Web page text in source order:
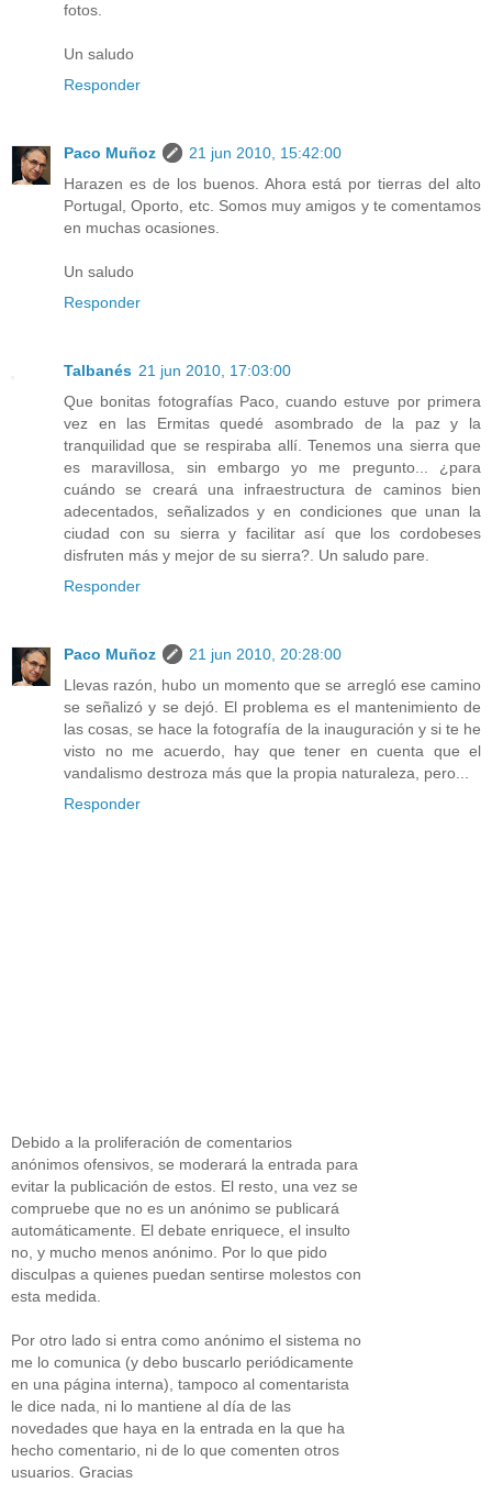
fotos.
Un saludo
Responder
Paco Muñoz
21 jun 2010, 15:42:00
Harazen es de los buenos. Ahora está por tierras del alto
Portugal, Oporto, etc. Somos muy amigos y te comentamos
en muchas ocasiones.
Un saludo
Responder
Talbanés 21 jun 2010, 17:03:00
Que bonitas fotografías Paco, cuando estuve por primera
vez en las Ermitas quedé asombrado de la paz y la
tranquilidad que se respiraba allí. Tenemos una sierra que
es maravillosa, sin embargo yo me pregunto... ¿para
cuándo se creará una infraestructura de caminos bien
adecentados, señalizados y en condiciones que unan la
ciudad con su sierra y facilitar así que los cordobeses
disfruten más y mejor de su sierra?. Un saludo pare.
Responder
Paco Muñoz
21 jun 2010, 20:28:00
Llevas razón, hubo un momento que se arregló ese camino
se señalizó y se dejó. El problema es el mantenimiento de
las cosas, se hace la fotografía de la inauguración y si te he
visto no me acuerdo, hay que tener en cuenta que el
vandalismo destroza más que la propia naturaleza, pero...
Responder
Debido a la proliferación de comentarios
anónimos ofensivos, se moderará la entrada para
evitar la publicación de estos. El resto, una vez se
compruebe que no es un anónimo se publicará
automáticamente. El debate enriquece, el insulto
no, y mucho menos anónimo. Por lo que pido
disculpas a quienes puedan sentirse molestos con
esta medida.
Por otro lado si entra como anónimo el sistema no
me lo comunica (y debo buscarlo periódicamente
en una página interna), tampoco al comentarista
le dice nada, ni lo mantiene al día de las
novedades que haya en la entrada en la que ha
hecho comentario, ni de lo que comenten otros
usuarios. Gracias